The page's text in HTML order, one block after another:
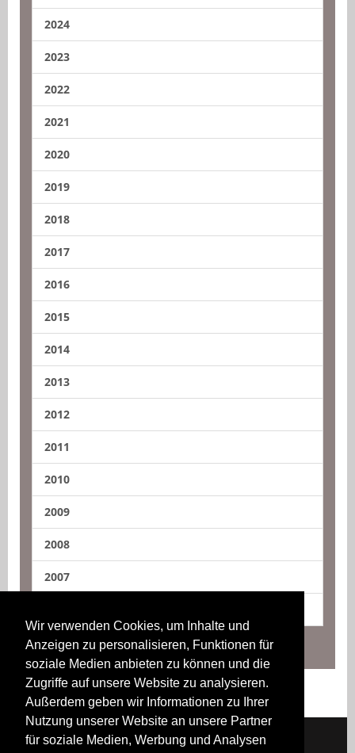
Wir verwenden Cookies, um Inhalte und
Anzeigen zu personalisieren, Funktionen für
soziale Medien anbieten zu können und die
Zugriffe auf unsere Website zu analysieren.
Außerdem geben wir Informationen zu Ihrer
Nutzung unserer Website an unsere Partner
für soziale Medien, Werbung und Analysen
2024
2023
2022
2021
2020
2019
2018
2017
2016
2015
2014
2013
2012
2011
2010
2009
2008
2007